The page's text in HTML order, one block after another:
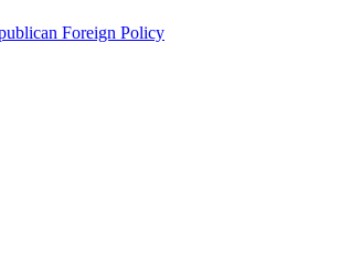
Foreign Policy